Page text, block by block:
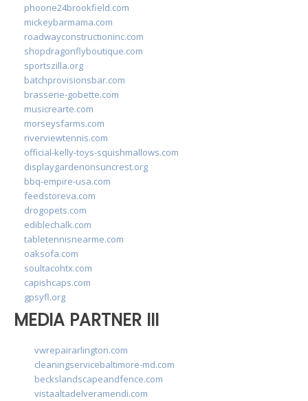
phoone24brookfield.com
mickeybarmama.com
roadwayconstructioninc.com
shopdragonflyboutique.com
sportszilla.org
batchprovisionsbar.com
brasserie-gobette.com
musicrearte.com
morseysfarms.com
riverviewtennis.com
official-kelly-toys-squishmallows.com
displaygardenonsuncrest.org
bbq-empire-usa.com
feedstoreva.com
drogopets.com
ediblechalk.com
tabletennisnearme.com
oaksofa.com
soultacohtx.com
capishcaps.com
gpsyfl.org
MEDIA PARTNER III
vwrepairarlington.com
cleaningservicebaltimore-md.com
beckslandscapeandfence.com
vistaaltadelveramendi.com